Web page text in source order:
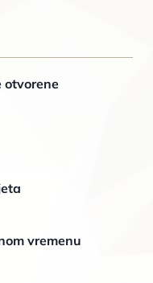
otvorene
vremenu